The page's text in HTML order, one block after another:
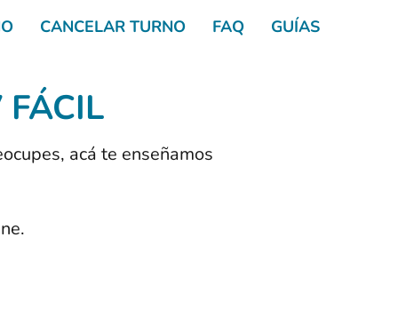
CANCELAR TURNO FAQ GUÍAS
acá te enseñamos